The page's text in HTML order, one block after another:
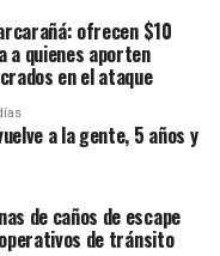
ofrecen $10
a quienes aporten
en el ataque
a la gente, 5 años y
de caños de escape
de tránsito